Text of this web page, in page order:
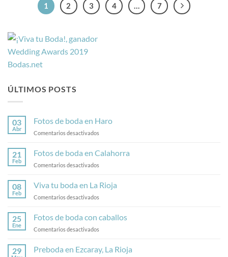
1 2 3 4 7
ÚLTIMOS POSTS
03
Abr
Fotos de boda en Haro
Comentarios desactivados
de
boda
en
21
Feb
Fotos de boda en Calahorra
Comentarios desactivados
de
boda
en
08
Feb
Viva tu boda en La Rioja
Comentarios desactivados
boda
en
Rioja
25
Ene
Fotos de boda con caballos
Comentarios desactivados
boda
29 Preboda en Ezcaray, La Rioja